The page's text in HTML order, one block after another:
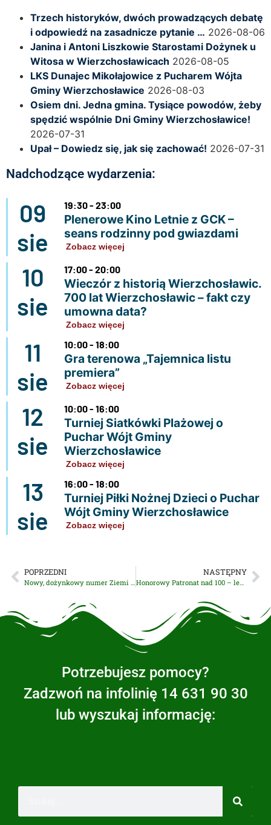
Trzech historyków, dwóch prowadzących debatę
i odpowiedź na zasadnicze pytanie … 2026-08-06
Janina i Antoni Liszkowie Starostami Dożynek u
Witosa w Wierzchosławicach 2026-08-05
LKS Dunajec Mikołajowice z Pucharem Wójta
Gminy Wierzchosławice 2026-08-03
Osiem dni. Jedna gmina. Tysiące powodów, żeby
spędzić wspólnie Dni Gminy Wierzchosławice!
2026-07-31
Upał – Dowiedz się, jak się zachować! 2026-07-31
Nadchodzące wydarzenia:
09
sie
19:30 - 23:00
Plenerowe Kino Letnie z GCK –
seans rodzinny pod gwiazdami
Zobacz więcej
10
sie
17:00 - 20:00
Wieczór z historią Wierzchosławic.
700 lat Wierzchosławic – fakt czy
umowna data?
Zobacz więcej
11
sie
10:00 - 18:00
Gra terenowa „Tajemnica listu
premiera”
Zobacz więcej
12
sie
10:00 - 16:00
Turniej Siatkówki Plażowej o
Puchar Wójt Gminy
Wierzchosławice
Zobacz więcej
13
sie
16:00 - 18:00
Turniej Piłki Nożnej Dzieci o Puchar
Wójt Gminy Wierzchosławice
Zobacz więcej
POPRZEDNI NASTĘPNY
Honorowy Patronat nad 100 – leciem Dożynek Reymontowskich
Potrzebujesz pomocy?
Zadzwoń na infolinię 14 631 90 30
lub wyszukaj informację: